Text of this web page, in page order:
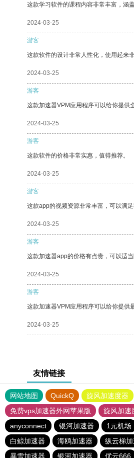
这款学习软件的课程内容非常丰富，涵
2024-03-25
游客
这款软件的设计非常人性化，使用起来非
2024-03-25
游客
这款加速器VPM应用程序可以给你提供
2024-03-25
游客
这款软件的价格非常实惠，值得推荐。
2024-03-25
游客
这款app的视频资源非常丰富，可以满足
2024-03-25
游客
这款加速器app的价格有点贵，可以适
2024-03-25
游客
这款加速器VPM应用程序可以给你提供
2024-03-25
友情链接
网站地图 QuickQ 旋风加速度器
免费vps加速器外网苹果版
旋风加速
anyconnect
银河加速器 1元机场
白鲸加速器
海鸥加速器 纵云梯
暴雪加速器
银河加速器 优云666